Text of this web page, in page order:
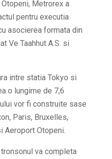
Metrorex a
pentru executia
asocierea formata din
Ve Taahhut A.S. si
intre statia Tokyo si
o lungime de 7,6
vor fi construite sase
Paris, Bruxelles,
Aeroport Otopeni.
va completa